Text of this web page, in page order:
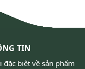
TIN
biệt về sản phẩm